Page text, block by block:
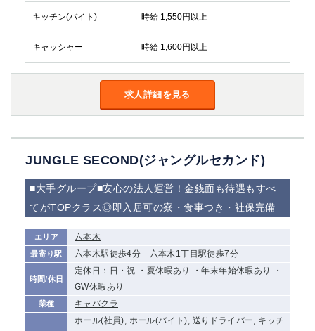
キッチン(バイト) 時給 1,550円以上
キャッシャー 時給 1,600円以上
求人詳細を見る
JUNGLE SECOND(ジャングルセカンド)
■大手グループ■安心の法人運営！金銭面も待遇もすべ
てがTOPクラス◎即入居可の寮・食事つき・社保完備
エリア 六本木
最寄り駅 六本木駅徒歩4分 六本木1丁目駅徒歩7分
時間/休日
定休日：日・祝 ・夏休暇あり ・年末年始休暇あり ・
GW休暇あり
業種 キャバクラ
ホール(社員), ホール(バイト), 送りドライバー, キッチ